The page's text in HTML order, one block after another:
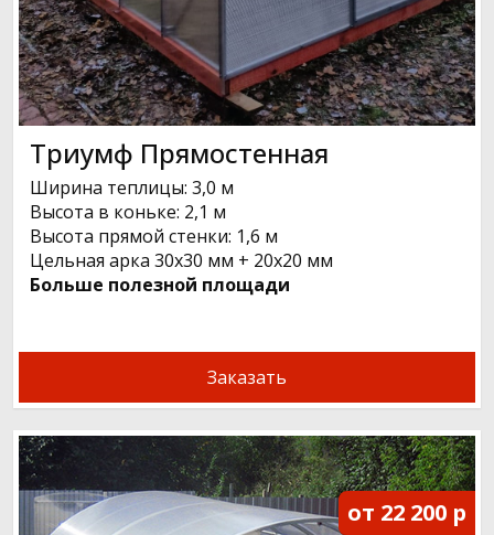
Триумф Прямостенная
Ширина теплицы: 3,0 м
Высота в коньке: 2,1 м
Высота прямой стенки: 1,6 м
Цельная арка 30х30 мм + 20x20 мм
Больше полезной площади
Заказать
от 22 200 р